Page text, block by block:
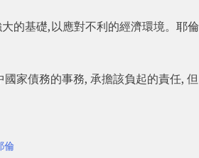
的基礎,以應對不利的經濟環境。耶倫
家債務的事務, 承擔該負起的責任, 但
倫